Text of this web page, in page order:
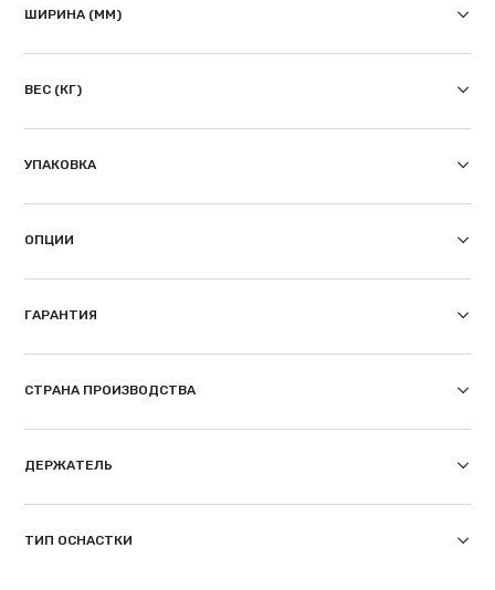
ШИРИНА (ММ)
ВЕС (КГ)
УПАКОВКА
ОПЦИИ
ГАРАНТИЯ
СТРАНА ПРОИЗВОДСТВА
ДЕРЖАТЕЛЬ
ТИП ОСНАСТКИ